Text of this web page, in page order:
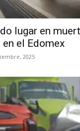
lugar en
el Edomex
2025